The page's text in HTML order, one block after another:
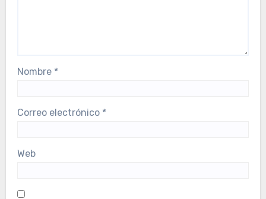
Nombre *
Correo electrónico *
Web